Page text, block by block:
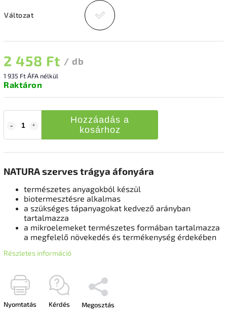
Változat
2 458 Ft / db
1 935 Ft ÁFA nélkül
Raktáron
Hozzáadás a
kosárhoz
NATURA szerves trágya áfonyára
természetes anyagokból készül
biotermesztésre alkalmas
a szükséges tápanyagokat kedvező arányban
tartalmazza
a mikroelemeket természetes formában tartalmazza
a megfelelő növekedés és termékenység érdekében
Részletes információ
Nyomtatás Kérdés Megosztás